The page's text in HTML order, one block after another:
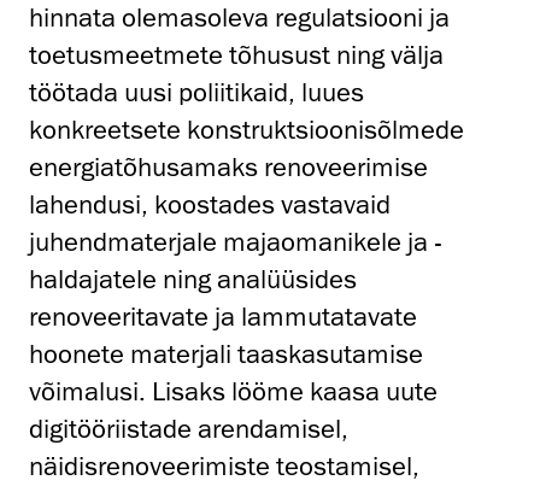
hinnata olemasoleva regulatsiooni ja
toetusmeetmete tõhusust ning välja
töötada uusi poliitikaid, luues
konkreetsete konstruktsioonisõlmede
energiatõhusamaks renoveerimise
lahendusi, koostades vastavaid
juhendmaterjale majaomanikele ja -
haldajatele ning analüüsides
renoveeritavate ja lammutatavate
hoonete materjali taaskasutamise
võimalusi. Lisaks lööme kaasa uute
digitööriistade arendamisel,
näidisrenoveerimiste teostamisel,